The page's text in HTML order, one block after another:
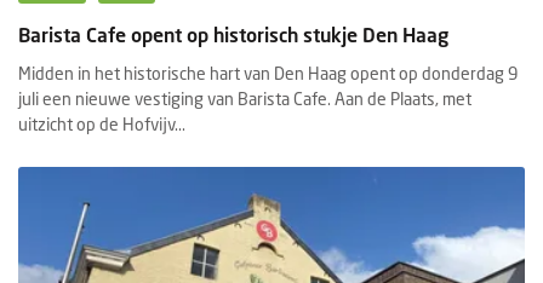
Barista Cafe opent op historisch stukje Den Haag
Midden in het historische hart van Den Haag opent op donderdag 9
juli een nieuwe vestiging van Barista Cafe. Aan de Plaats, met
uitzicht op de Hofvijv...